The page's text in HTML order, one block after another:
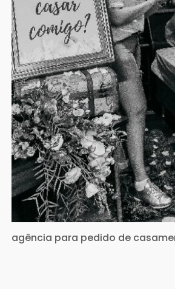
agência para pedido de